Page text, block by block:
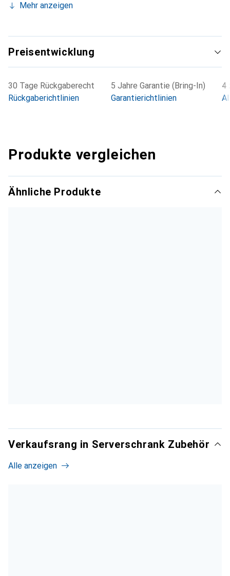
Mehr anzeigen
Preisentwicklung
30 Tage Rückgaberecht
Rückgaberichtlinien
5 Jahre Garantie (Bring-In)
Garantierichtlinien
4
Produkte vergleichen
Ähnliche Produkte
Verkaufsrang in Serverschrank Zubehör
Alle anzeigen